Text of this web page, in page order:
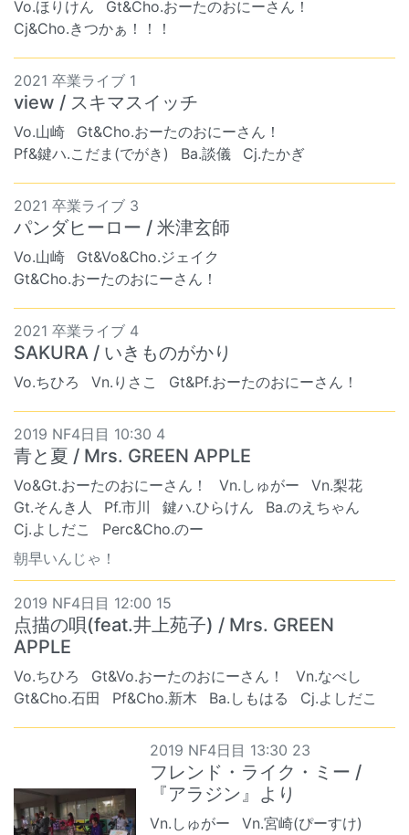
Vo.ほりけん
Gt&Cho.おーたのおにーさん！
Cj&Cho.きつかぁ！！！
2021 卒業ライブ 1
view / スキマスイッチ
Vo.山崎
Gt&Cho.おーたのおにーさん！
Pf&鍵ハ.こだま(でがき)
Ba.談儀 Cj.たかぎ
2021 卒業ライブ 3
パンダヒーロー / 米津玄師
Vo.山崎
Gt&Vo&Cho.ジェイク
Gt&Cho.おーたのおにーさん！
2021 卒業ライブ 4
SAKURA / いきものがかり
Vo.ちひろ Vn.りさこ Gt&Pf.おーたのおにーさん！
2019 NF4日目 10:30 4
青と夏 / Mrs. GREEN APPLE
Vo&Gt.おーたのおにーさん！ Vn.しゅがー
Vn.梨花
Gt.そんき人
Pf.市川 鍵ハ.ひらけん
Ba.のえちゃん
Cj.よしだこ
Perc&Cho.のー
朝早いんじゃ！
2019 NF4日目 12:00 15
点描の唄(feat.井上苑子) / Mrs. GREEN
APPLE
Vo.ちひろ Gt&Vo.おーたのおにーさん！
Vn.なべし
Gt&Cho.石田
Pf&Cho.新木 Ba.しもはる Cj.よしだこ
2019 NF4日目 13:30 23
フレンド・ライク・ミー /
『アラジン』より
Vn.しゅがー
Vn.宮崎(ぴーすけ)